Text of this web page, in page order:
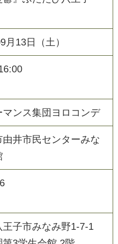
月13日（土）
マンス集団ヨロコンデ
由井市民センターみな
王子市みなみ野1-7-1